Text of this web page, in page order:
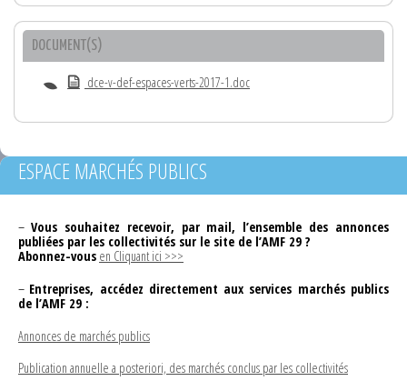
DOCUMENT(S)
dce-v-def-espaces-verts-2017-1.doc
ESPACE MARCHÉS PUBLICS
– Vous souhaitez recevoir, par mail, l’ensemble des annonces
publiées par les collectivités sur le site de l’AMF 29 ?
Abonnez-vous en Cliquant ici >>>
– Entreprises, accédez directement aux services marchés publics
de l’AMF 29 :
Annonces de marchés publics
Publication annuelle a posteriori, des marchés conclus par les collectivités